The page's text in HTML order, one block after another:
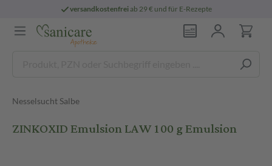
versandkostenfreiab 29 € und für E-Rezepte
Nesselsucht Salbe
ZINKOXID Emulsion LAW 100 g Emulsion